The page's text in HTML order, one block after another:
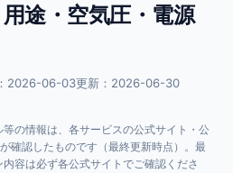
途・空気圧・電源
2026-06-03更新：2026-06-30
の情報は、各サービスの公式サイト・公
確認したものです（最終更新時点）。最
容は必ず各公式サイトでご確認くださ